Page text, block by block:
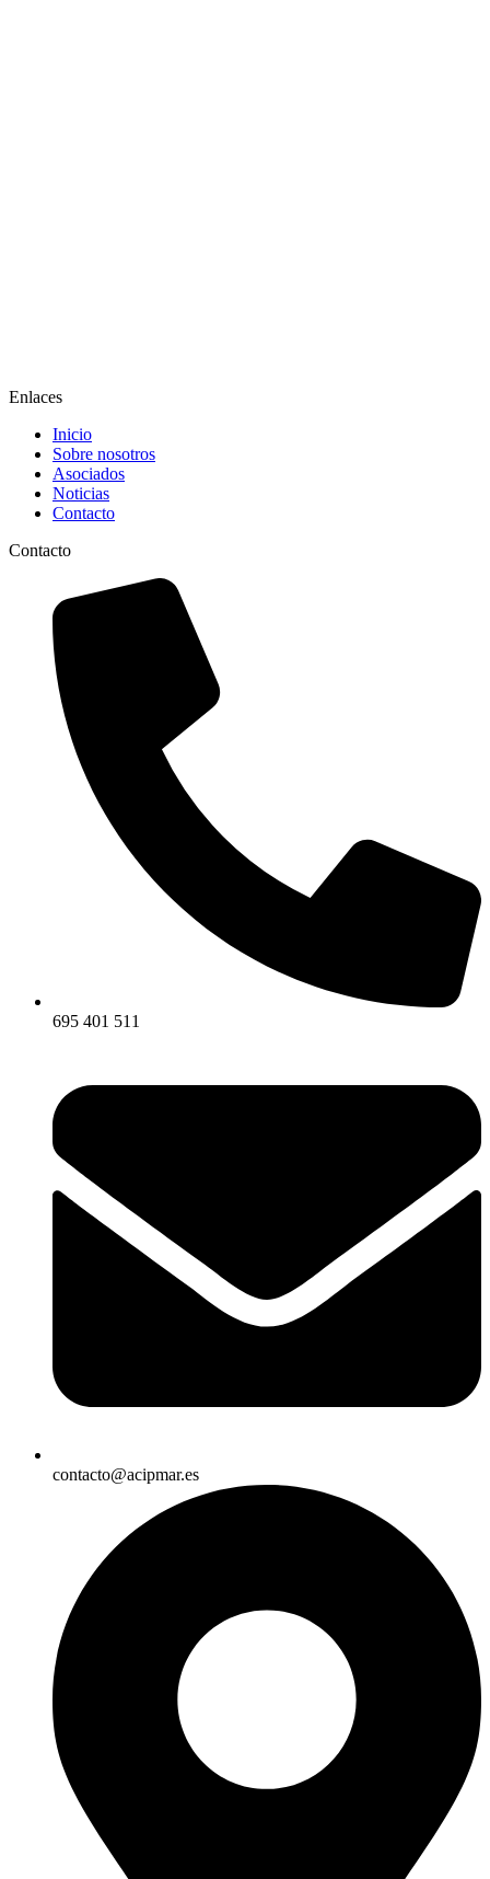
Enlaces
Inicio
Sobre nosotros
Asociados
Noticias
Contacto
Contacto
695 401 511
contacto@acipmar.es